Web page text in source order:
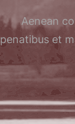
Aenean
penatibus et